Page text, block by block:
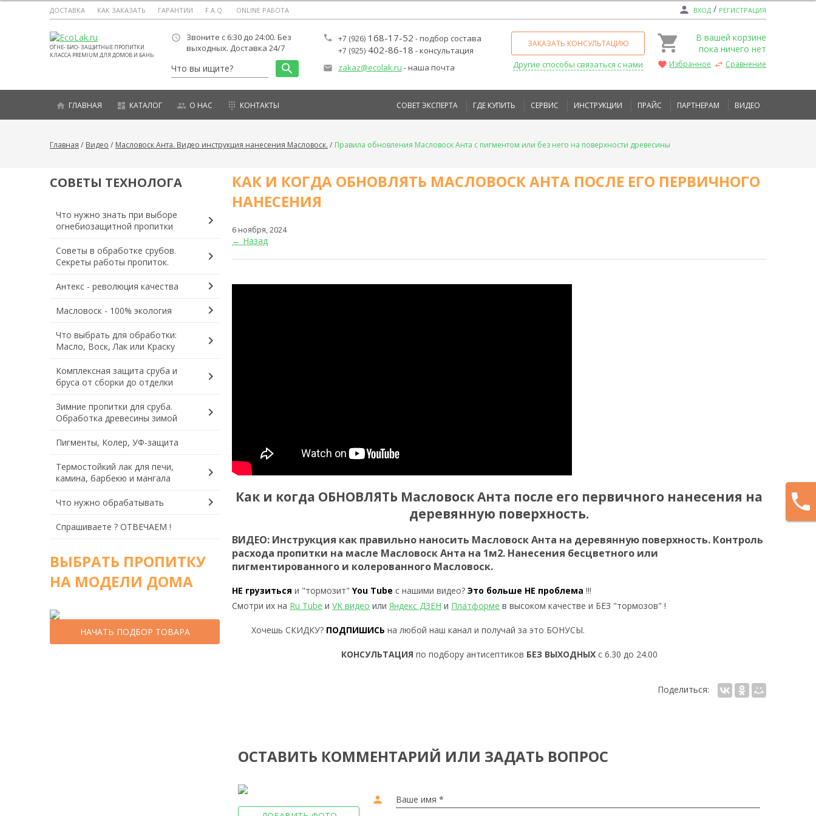
ДОСТАВКА КАК ЗАКАЗАТЬ ГАРАНТИИ F.A.Q. ONLINE РАБОТА person ВХОД / РЕГИСТРАЦИЯ
ОГНЕ- БИО- ЗАЩИТНЫЕ ПРОПИТКИ
КЛАССА PREMIUM ДЛЯ ДОМОВ И БАНЬ
schedule
Звоните с 6:30 до 24:00. Без
выходных. Доставка 24/7
search
local_phone +7 (926) 168-17-52 - подбор состава
+7 (925) 402-86-18 - консультация
local_post_office zakaz@ecolak.ru - наша почта
ЗАКАЗАТЬ КОНСУЛЬТАЦИЮ
Другие способы связаться с нами
local_grocery_store
В вашей корзине
пока ничего нет
favorite Избранное swap_horiz Сравнение
home ГЛАВНАЯ dashboard КАТАЛОГ group О НАС dialpad КОНТАКТЫ СОВЕТ ЭКСПЕРТА ГДЕ КУПИТЬ СЕРВИС ИНСТРУКЦИИ ПРАЙС ПАРТНЕРАМ ВИДЕО
Главная Видео Масловоск Анта. Видео инструкция нанесения Масловоск. Правила обновления Масловоск Анта с пигментом или без него на поверхности древесины
КАК И КОГДА ОБНОВЛЯТЬ МАСЛОВОСК АНТА ПОСЛЕ ЕГО ПЕРВИЧНОГО
НАНЕСЕНИЯ
6 ноября, 2024
← Назад
Как и когда ОБНОВЛЯТЬ Масловоск Анта после его первичного нанесения на
деревянную поверхность.
ВИДЕО: Инструкция как правильно наносить Масловоск Анта на деревянную поверхность. Контроль
расхода пропитки на масле Масловоск Анта на 1м2. Нанесения бесцветного или
пигментированного и колерованного Масловоск.
НЕ грузиться и "тормозит" You Tube с нашими видео? Это больше НЕ проблема !!!
Смотри их на Ru Tube и VK видео или Яндекс ДЗЕН и Платформе в высоком качестве и БЕЗ "тормозов" !
Хочешь СКИДКУ? ПОДПИШИСЬ на любой наш канал и получай за это БОНУСЫ.
КОНСУЛЬТАЦИЯ по подбору антисептиков БЕЗ ВЫХОДНЫХс 6.30 до 24.00
Поделиться:
ОСТАВИТЬ КОММЕНТАРИЙ ИЛИ ЗАДАТЬ ВОПРОС
person Ваше имя *
СОВЕТЫ ТЕХНОЛОГА
Что нужно знать при выборе
огнебиозащитной пропитки
chevron_right
Советы в обработке срубов.
Секреты работы пропиток.
chevron_right
Антекс - революция качества chevron_right
Масловоск - 100% экология chevron_right
Что выбрать для обработки:
Масло, Воск, Лак или Краску
chevron_right
Комплексная защита сруба и
бруса от сборки до отделки
chevron_right
Зимние пропитки для сруба.
Обработка древесины зимой
chevron_right
Пигменты, Колер, УФ-защита
Термостойкий лак для печи,
камина, барбекю и мангала
chevron_right
Что нужно обрабатывать chevron_right
Спрашиваете ? ОТВЕЧАЕМ !
ВЫБРАТЬ ПРОПИТКУ
НА МОДЕЛИ ДОМА
НАЧАТЬ ПОДБОР ТОВАРА
local_phone